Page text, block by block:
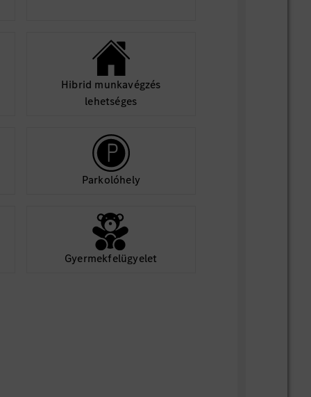
Hibrid munkavégzés
lehetséges
Parkolóhely
Gyermekfelügyelet